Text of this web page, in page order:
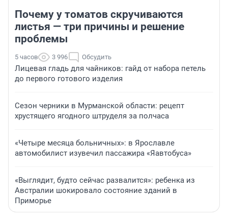
Почему у томатов скручиваются
листья — три причины и решение
проблемы
5 часов 3 996 Обсудить
Лицевая гладь для чайников: гайд от набора петель
до первого готового изделия
Сезон черники в Мурманской области: рецепт
хрустящего ягодного штруделя за полчаса
«Четыре месяца больничных»: в Ярославле
автомобилист изувечил пассажира «Яавтобуса»
«Выглядит, будто сейчас развалится»: ребенка из
Австралии шокировало состояние зданий в
Приморье